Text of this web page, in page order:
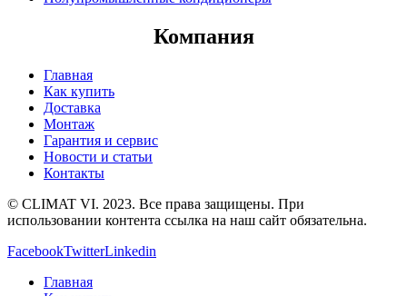
Компания
Главная
Как купить
Доставка
Монтаж
Гарантия и сервис
Новости и статьи
Контакты
© CLIMAT VI. 2023. Все права защищены. При
использовании контента ссылка на наш сайт обязательна.
FacebookTwitterLinkedin
Главная